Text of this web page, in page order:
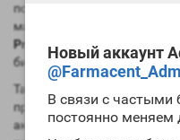
Новый аккаунт
В связи с
постоянно меняем
повысить свои
массу, провести отличный
Propionate Musk-on
билдеры для своего
Так как период полужизни
проявления побочек
активно задерживает в